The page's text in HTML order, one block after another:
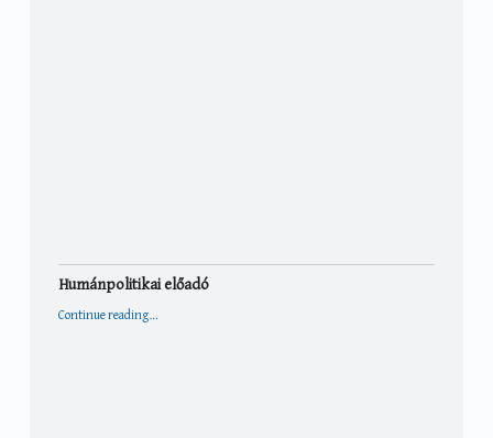
Humánpolitikai előadó
Continue reading…